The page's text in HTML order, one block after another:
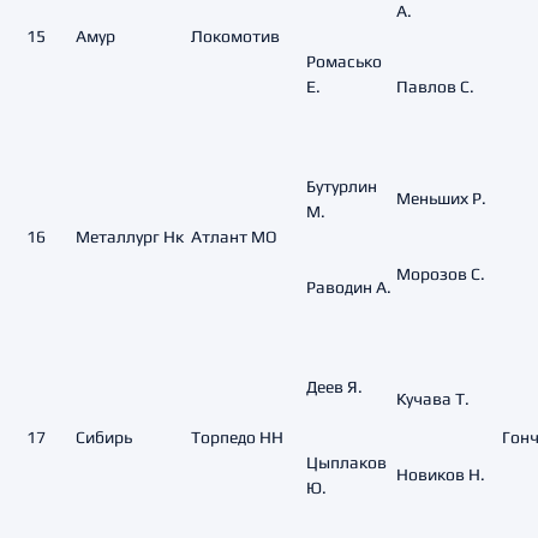
15 Амур Локомотив
Ромасько
Е.
А.
Павлов С.
16 Металлург Нк Атлант МО
Бутурлин
М.
Раводин А.
Меньших Р.
Морозов С.
17 Сибирь Торпедо НН
Деев Я.
Цыплаков
Ю.
Кучава Т.
Новиков Н.